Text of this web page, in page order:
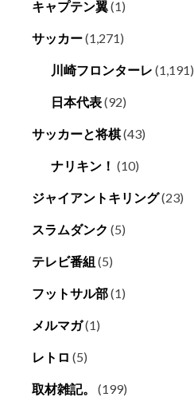
キャプテン翼(1)
サッカー(1,271)
川崎フロンターレ (1,191)
日本代表(92)
サッカーと将棋(43)
ナリキン！ (10)
ジャイアントキリング(23)
スラムダンク (5)
テレビ番組 (5)
フットサル部(1)
メルマガ(1)
レトロ (5)
取材雑記。 (199)